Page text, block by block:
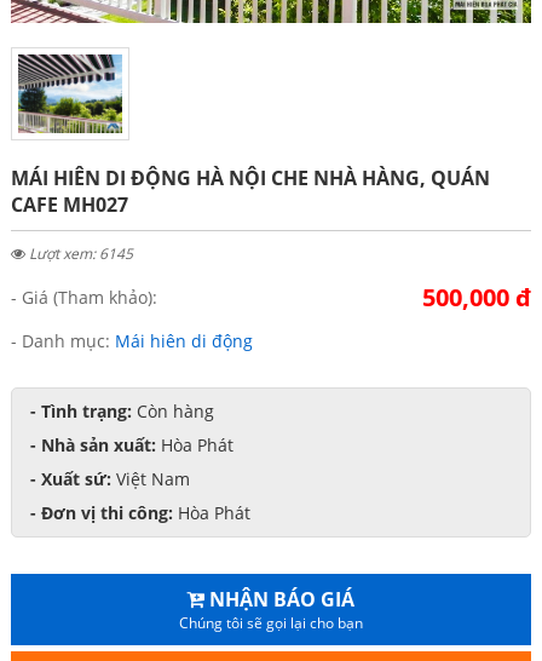
MÁI HIÊN DI ĐỘNG HÀ NỘI CHE NHÀ HÀNG, QUÁN
CAFE MH027
Lượt xem: 6145
- Giá (Tham khảo): 500,000 đ
- Danh mục: Mái hiên di động
- Tình trạng: Còn hàng
- Nhà sản xuất: Hòa Phát
- Xuất sứ: Việt Nam
- Đơn vị thi công: Hòa Phát
NHẬN BÁO GIÁ
Chúng tôi sẽ gọi lại cho bạn